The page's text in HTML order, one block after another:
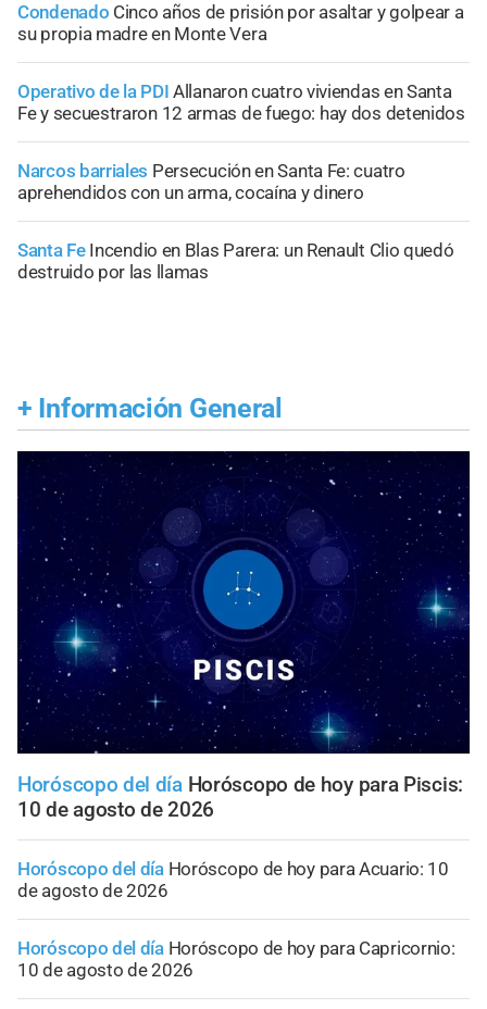
Condenado Cinco años de prisión por asaltar y golpear a
su propia madre en Monte Vera
Operativo de la PDI Allanaron cuatro viviendas en Santa
Fe y secuestraron 12 armas de fuego: hay dos detenidos
Narcos barriales Persecución en Santa Fe: cuatro
aprehendidos con un arma, cocaína y dinero
Santa Fe Incendio en Blas Parera: un Renault Clio quedó
destruido por las llamas
+ Información General
Horóscopo del día Horóscopo de hoy para Piscis:
10 de agosto de 2026
Horóscopo del día Horóscopo de hoy para Acuario: 10
de agosto de 2026
Horóscopo del día Horóscopo de hoy para Capricornio:
10 de agosto de 2026